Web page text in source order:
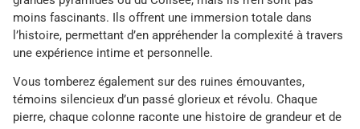
moins fascinants. Ils offrent une immersion totale dans
l’histoire, permettant d’en appréhender la complexité à travers
une expérience intime et personnelle.
Vous tomberez également sur des ruines émouvantes,
témoins silencieux d’un passé glorieux et révolu. Chaque
pierre, chaque colonne raconte une histoire de grandeur et de